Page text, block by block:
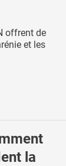
offrent de
et les
la